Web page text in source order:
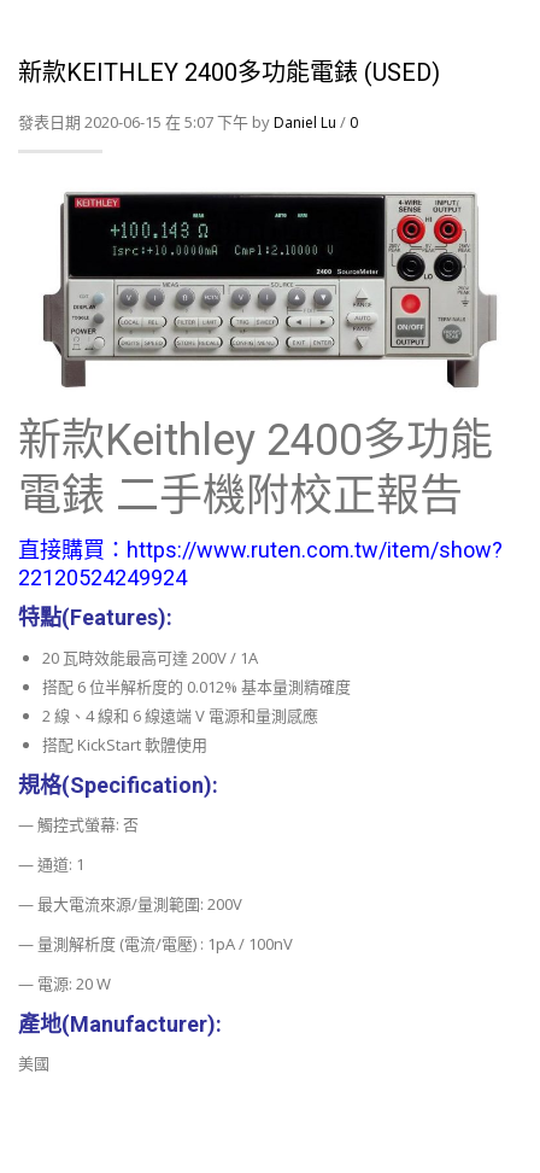
新款KEITHLEY 2400多功能電錶 (USED)
發表日期 2020-06-15 在 5:07 下午 byDaniel Lu / 0
新款Keithley 2400多功能
電錶 二手機附校正報告
直接購買： https://www.ruten.com.tw/item/show?
22120524249924
特點(Features):
20 瓦時效能最高可達 200V / 1A
搭配 6 位半解析度的 0.012% 基本量測精確度
2 線、4 線和 6 線遠端 V 電源和量測感應
搭配 KickStart 軟體使用
規格(Specification):
— 觸控式螢幕: 否
— 通道: 1
— 最大電流來源/量測範圍: 200V
— 量測解析度 (電流/電壓) : 1pA / 100nV
— 電源: 20 W
產地(Manufacturer):
美國